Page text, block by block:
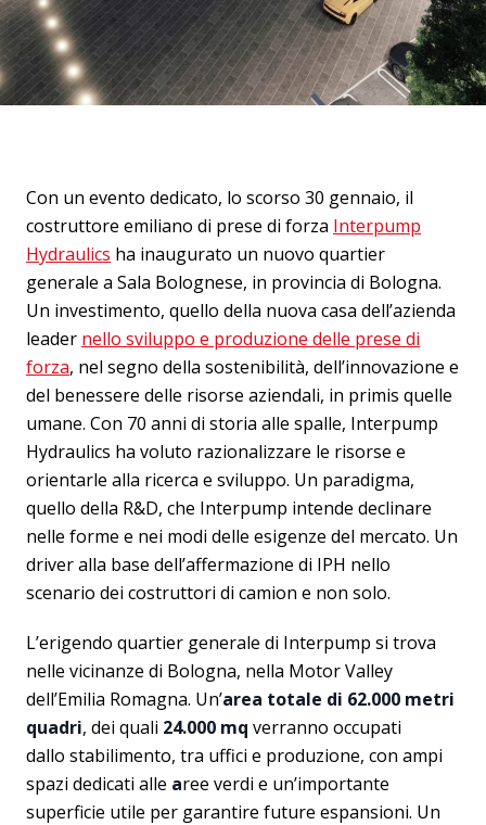
Con un evento dedicato, lo scorso 30 gennaio, il
costruttore emiliano di prese di forza Interpump
Hydraulics ha inaugurato un nuovo quartier
generale a Sala Bolognese, in provincia di Bologna.
Un investimento, quello della nuova casa dell’azienda
leader nello sviluppo e produzione delle prese di
forza, nel segno della sostenibilità, dell’innovazione e
del benessere delle risorse aziendali, in primis quelle
umane. Con 70 anni di storia alle spalle, Interpump
Hydraulics ha voluto razionalizzare le risorse e
orientarle alla ricerca e sviluppo. Un paradigma,
quello della R&D, che Interpump intende declinare
nelle forme e nei modi delle esigenze del mercato. Un
driver alla base dell’affermazione di IPH nello
scenario dei costruttori di camion e non solo.
L’erigendo quartier generale di Interpump si trova
nelle vicinanze di Bologna, nella Motor Valley
dell’Emilia Romagna. Un’area totale di 62.000 metri
quadri, dei quali 24.000 mq verranno occupati
dallo stabilimento, tra uffici e produzione, con ampi
spazi dedicati alle aree verdi e un’importante
superficie utile per garantire future espansioni. Un